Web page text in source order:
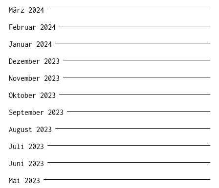
März 2024
Februar 2024
Januar 2024
Dezember 2023
November 2023
Oktober 2023
September 2023
August 2023
Juli 2023
Juni 2023
Mai 2023